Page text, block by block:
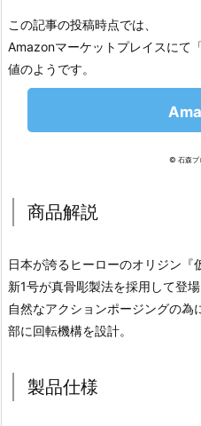
この記事の投稿時点では、
Amazonマーケットプレイスにて
値のようです。
© 石森プ
商品解説
日本が誇るヒーローのオリジン
新1号が真骨彫製法を採用して登場
自然なアクションポージングの
部に回転機構を設計。
製品仕様